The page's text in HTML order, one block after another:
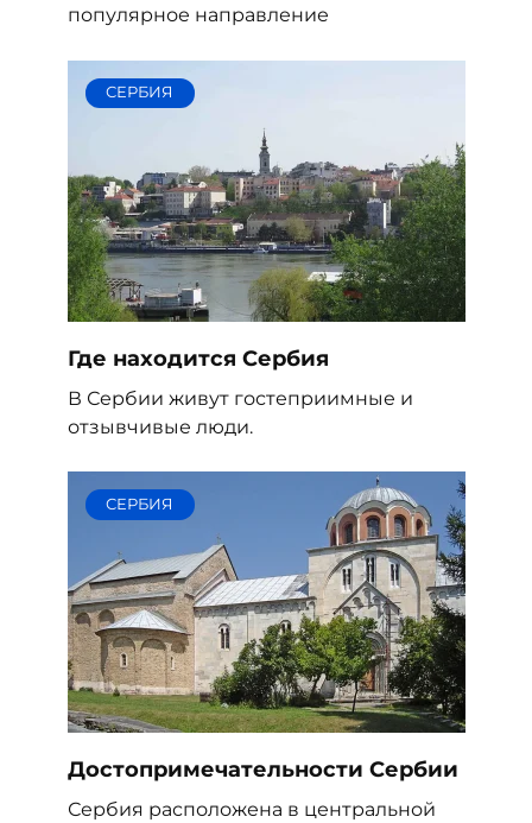
популярное направление
СЕРБИЯ
Где находится Сербия
В Сербии живут гостеприимные и
отзывчивые люди.
СЕРБИЯ
Достопримечательности Сербии
Сербия расположена в центральной